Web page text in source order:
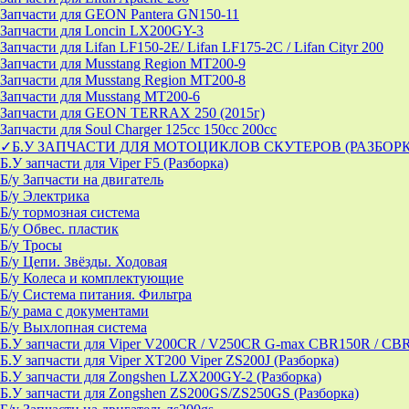
Запчасти для GEON Pantera GN150-11
Запчасти для Loncin LX200GY-3
Запчасти для Lifan LF150-2E/ Lifan LF175-2C / Lifan Cityr 200
Запчасти для Musstang Region MT200-9
Запчасти для Musstang Region MT200-8
Запчасти для Musstang MT200-6
Запчасти для GEON TERRAX 250 (2015г)
Запчасти для Soul Charger 125сс 150cc 200сс
✓Б.У ЗАПЧАСТИ ДЛЯ МОТОЦИКЛОВ СКУТЕРОВ
Б.У запчасти для Viper F5 (Разборка)
Б/у Запчасти на двигатель
Б/у Электрика
Б/у тормозная система
Б/у Обвес. пластик
Б/у Тросы
Б/у Цепи. Звёзды. Ходовая
Б/у Колеса и комплектующие
Б/у Система питания. Фильтра
Б/у рама с документами
Б/у Выхлопная система
Б.У запчасти для Viper V200CR / V250CR G-max CBR150R /
Б.У запчасти для Viper XT200 Viper ZS200J (Разборка)
Б.У запчасти для Zongshen LZX200GY-2 (Разборка)
Б.У запчасти для Zongshen ZS200GS/ZS250GS (Разборка)